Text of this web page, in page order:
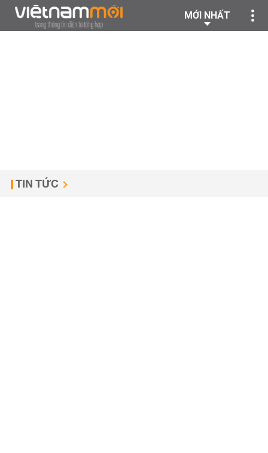
MỚI NHẤT
TIN TỨC